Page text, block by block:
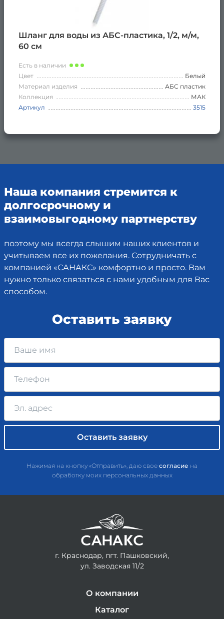
Шланг для воды из АБС-пластика, 1/2, м/м,
60 см
Есть в наличии
Цвет
Белый
Материал изделия
АБС пластик
Коллекция
МАК
Артикул
3515
Наша компания стремится к
долгосрочному и
взаимовыгодному партнерству
поэтому мы всегда слышим наших клиентов и
учитываем все их пожелания. Сотрудничать с
компанией «САНАКС» комфортно и просто. Вам
нужно только связаться с нами удобным для Вас
способом.
Оставить заявку
Нажимая на кнопку «Отправить», даю свое согласие на
обработку моих персональных данных
г. Краснодар, пгт. Пашковский,
ул. Заводская 11/2
О компании
Каталог